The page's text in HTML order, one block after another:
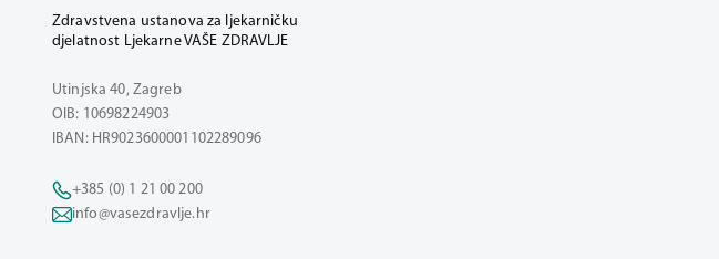
Zdravstvena ustanova za ljekarničku
djelatnost Ljekarne VAŠE ZDRAVLJE
Utinjska 40, Zagreb
OIB: 10698224903
IBAN: HR9023600001102289096
+385 (0) 1 21 00 200
info@vasezdravlje.hr